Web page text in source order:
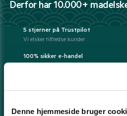
Denne hjemmeside bruger
Derfor har 10.000+
5 stjerner på Trustpilot
Vi elsker tilfredse kunder
100% sikker e-handel
Prisgaranti*